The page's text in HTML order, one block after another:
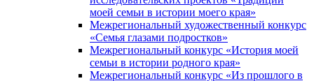
моей семьи в истории моего края»
Межрегиональный художественный конкурс
«Семья глазами подростков»
Межрегиональный конкурс «История моей
семьи в истории родного края»
Межрегиональный конкурс «Из прошлого в